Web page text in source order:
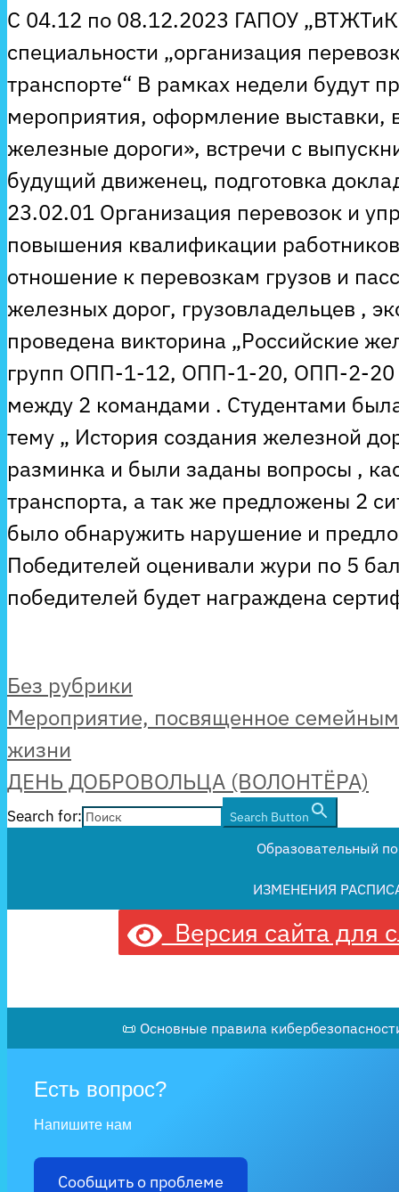
С 04.12 по 08.12.2023 ГАПОУ
специальности „организация
транспорте“ В рамках недели будут
мероприятия, оформление выставки,
железные дороги», встречи с
будущий движенец, подготовка
23.02.01 Организация перевозок и
повышения квалификации
отношение к перевозкам грузов и
железных дорог, грузовладельцев ,
проведена викторина „Российские
групп ОПП-1-12, ОПП-1-20, ОПП-2-20
между 2 командами . Студентами
тему „ История создания железной
разминка и были заданы вопросы ,
транспорта, а так же предложены 2
было обнаружить нарушение и
Победителей оценивали жури по 5
победителей будет награждена
Рубрики
Без рубрики
Мероприятие, посвященное
жизни
ДЕНЬ ДОБРОВОЛЬЦА (ВОЛОНТЁРА)
Search for: Search Button
Образовательный
ИЗМЕНЕНИЯ
Версия сайта для
📜 Основные правила
Есть вопрос?
Напишите нам
Сообщить о проблеме